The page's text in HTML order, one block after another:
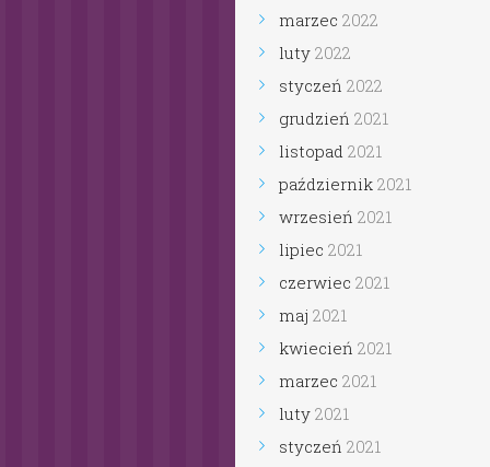
marzec2022
luty2022
styczeń2022
grudzień2021
listopad2021
październik2021
wrzesień2021
lipiec2021
czerwiec2021
maj2021
kwiecień2021
marzec2021
luty2021
styczeń2021